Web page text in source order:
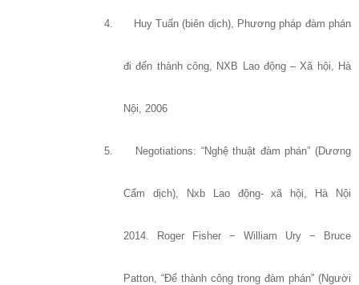
4. Huy Tuấn (biên dịch), Phương pháp đàm phán
đi đến thành công, NXB Lao động – Xã hội, Hà
Nội, 2006
5. Negotiations: “Nghệ thuật đàm phán” (Dương
Cẩm dịch), Nxb Lao động- xã hội, Hà Nội
2014. Roger Fisher − William Ury − Bruce
Patton, “Để thành công trong đàm phán” (Người